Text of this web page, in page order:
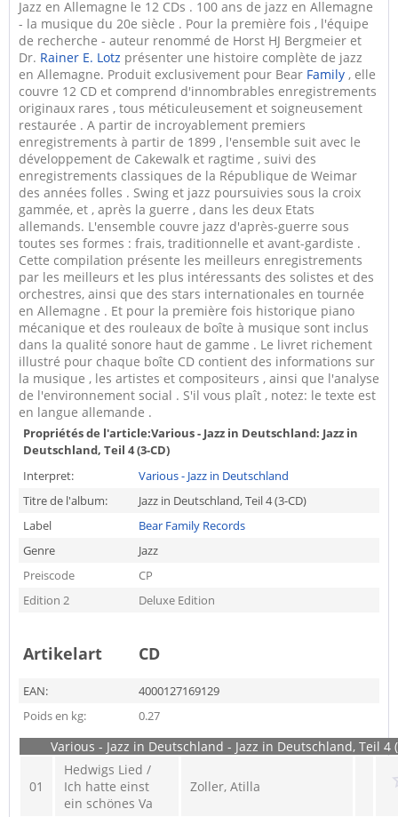
Jazz en Allemagne le 12 CDs . 100 ans de jazz en Allemagne
- la musique du 20e siècle . Pour la première fois , l'équipe
de recherche - auteur renommé de Horst HJ Bergmeier et
Dr. Rainer E. Lotz présenter une histoire complète de jazz
en Allemagne. Produit exclusivement pour Bear Family , elle
couvre 12 CD et comprend d'innombrables enregistrements
originaux rares , tous méticuleusement et soigneusement
restaurée . A partir de incroyablement premiers
enregistrements à partir de 1899 , l'ensemble suit avec le
développement de Cakewalk et ragtime , suivi des
enregistrements classiques de la République de Weimar
des années folles . Swing et jazz poursuivies sous la croix
gammée, et , après la guerre , dans les deux Etats
allemands. L'ensemble couvre jazz d'après-guerre sous
toutes ses formes : frais, traditionnelle et avant-gardiste .
Cette compilation présente les meilleurs enregistrements
par les meilleurs et les plus intéressants des solistes et des
orchestres, ainsi que des stars internationales en tournée
en Allemagne . Et pour la première fois historique piano
mécanique et des rouleaux de boîte à musique sont inclus
dans la qualité sonore haut de gamme . Le livret richement
illustré pour chaque boîte CD contient des informations sur
la musique , les artistes et compositeurs , ainsi que l'analyse
de l'environnement social . S'il vous plaît , notez: le texte est
en langue allemande .
Propriétés de l'article:Various - Jazz in Deutschland: Jazz in
Deutschland, Teil 4 (3-CD)
Interpret:
Various - Jazz in Deutschland
Titre de l'album:
Jazz in Deutschland, Teil 4 (3-CD)
Label
Bear Family Records
Genre
Jazz
Preiscode
CP
Edition 2
Deluxe Edition
Artikelart CD
EAN:
4000127169129
Poids en kg:
0.27
Various - Jazz in Deutschland - Jazz in Deutschland, Teil 4
01
Hedwigs Lied /
Ich hatte einst
ein schönes Va
Zoller, Atilla